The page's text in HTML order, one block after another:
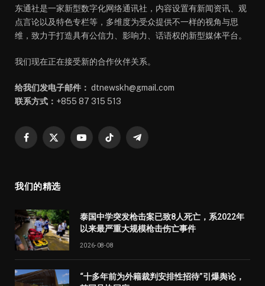
东通社是一家新型数字化网络通讯社，内容设置有新闻资讯、观
点言论以及特色专栏等，多维度为受众提供不一样的视角与思
维，致力于打造具有公信力、影响力、话语权的新型媒体平台。
我们现在正在接受新的合作伙伴关系。
给我们发电子邮件： dtnewskh@gmail.com
联系方式： +855 87 315 513
Facebook
X
YouTubeTikTok Telegram
我们的精选
泰国中学突发枪击案已致8人死亡，系2022年
以来最严重大规模枪击伤亡事件
2026-08-08
“十多年前为外籍裁判安排性招待”引爆舆论，